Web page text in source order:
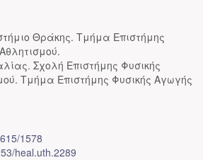
Θράκης. Τμήμα Επιστήμης
Σχολή Επιστήμης Φυσικής
Τμήμα Επιστήμης Φυσικής Αγωγής
1578
heal.uth.2289